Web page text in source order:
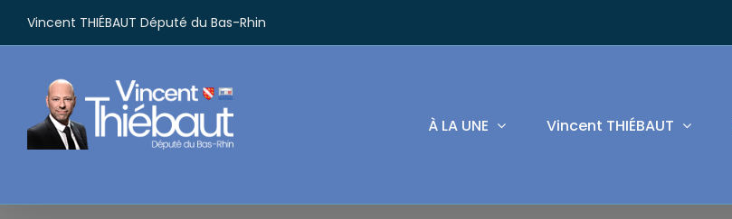
contenu
Vincent THIÉBAUT Député du Bas-Rhin
À LA UNE Vincent THIÉBAUT